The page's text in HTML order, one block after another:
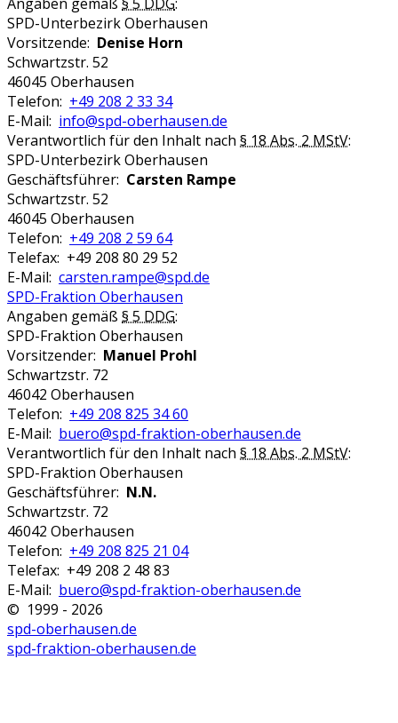
SPD-Unterbezirk Oberhausen
Vorsitzende: Denise Horn
Schwartzstr. 52
46045 Oberhausen
Telefon: +49 208 2 33 34
E-Mail: info@spd-oberhausen.de
Verantwortlich für den Inhalt nach § 18 Abs. 2 MStV:
SPD-Unterbezirk Oberhausen
Geschäftsführer: Carsten Rampe
Schwartzstr. 52
46045 Oberhausen
Telefon: +49 208 2 59 64
Telefax: +49 208 80 29 52
E-Mail: carsten.rampe@spd.de
SPD-Fraktion Oberhausen
Angaben gemäß § 5 DDG:
SPD-Fraktion Oberhausen
Vorsitzender: Manuel Prohl
Schwartzstr. 72
46042 Oberhausen
Telefon: +49 208 825 34 60
E-Mail: buero@spd-fraktion-oberhausen.de
Verantwortlich für den Inhalt nach § 18 Abs. 2 MStV:
SPD-Fraktion Oberhausen
Geschäftsführer: N.N.
Schwartzstr. 72
46042 Oberhausen
Telefon: +49 208 825 21 04
Telefax: +49 208 2 48 83
E-Mail: buero@spd-fraktion-oberhausen.de
© 1999 - 2026
spd-oberhausen.de
spd-fraktion-oberhausen.de